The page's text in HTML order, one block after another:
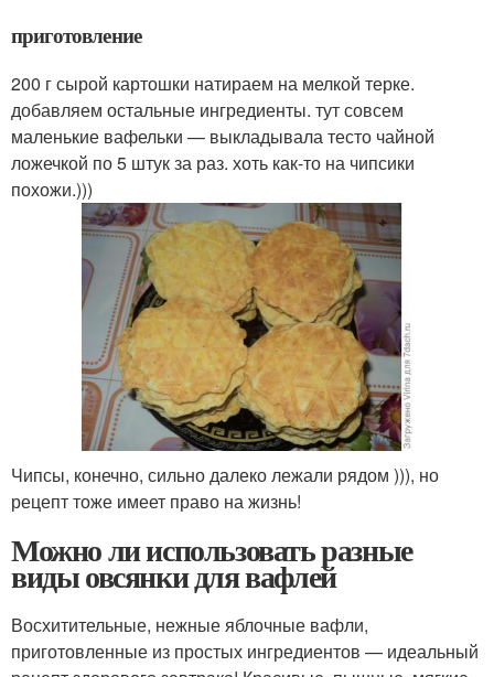
приготовление
200 г сырой картошки натираем на мелкой терке.
добавляем остальные ингредиенты. тут совсем
маленькие вафельки — выкладывала тесто чайной
ложечкой по 5 штук за раз. хоть как-то на чипсики
похожи.)))
Чипсы, конечно, сильно далеко лежали рядом ))), но
рецепт тоже имеет право на жизнь!
Можно ли использовать разные
виды овсянки для вафлей
Восхитительные, нежные яблочные вафли,
приготовленные из простых ингредиентов — идеальный